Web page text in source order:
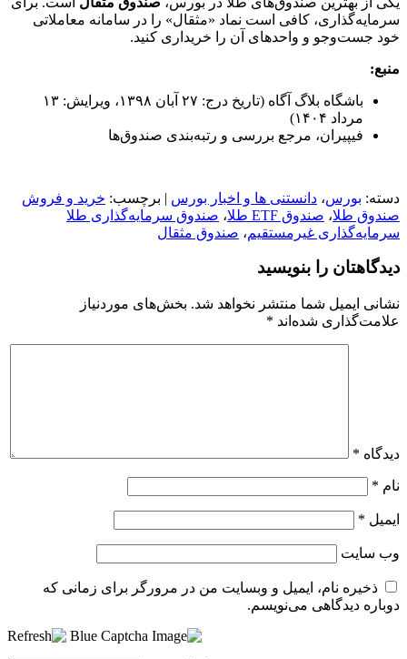
سرمایه‌گذاری، کافی است نماد «مثقال» را در سامانه معاملاتی
خود جست‌وجو و واحدهای آن را خریداری کنید.
منبع:
باشگاه بلاگ آگاه (تاریخ درج: ۲۷ آبان ۱۳۹۸، ویرایش: ۱۳
مرداد ۱۴۰۴)
فیپیران، مرجع بررسی و رتبه‌بندی صندوق‌ها
دسته: بورس، دانستنی ها و اخبار بورس | برچسب: خرید و فروش
صندوق طلا، صندوق ETF طلا ، صندوق سرمایه‌گذاری طلا
سرمایه‌گذاری غیرمستقیم، صندوق مثقال
دیدگاهتان را بنویسید
نشانی ایمیل شما منتشر نخواهد شد. بخش‌های موردنیاز
علامت‌گذاری شده‌اند *
دیدگاه *
نام *
ایمیل *
وب‌ سایت
ذخیره نام، ایمیل و وبسایت من در مرورگر برای زمانی که
دوباره دیدگاهی می‌نویسم.